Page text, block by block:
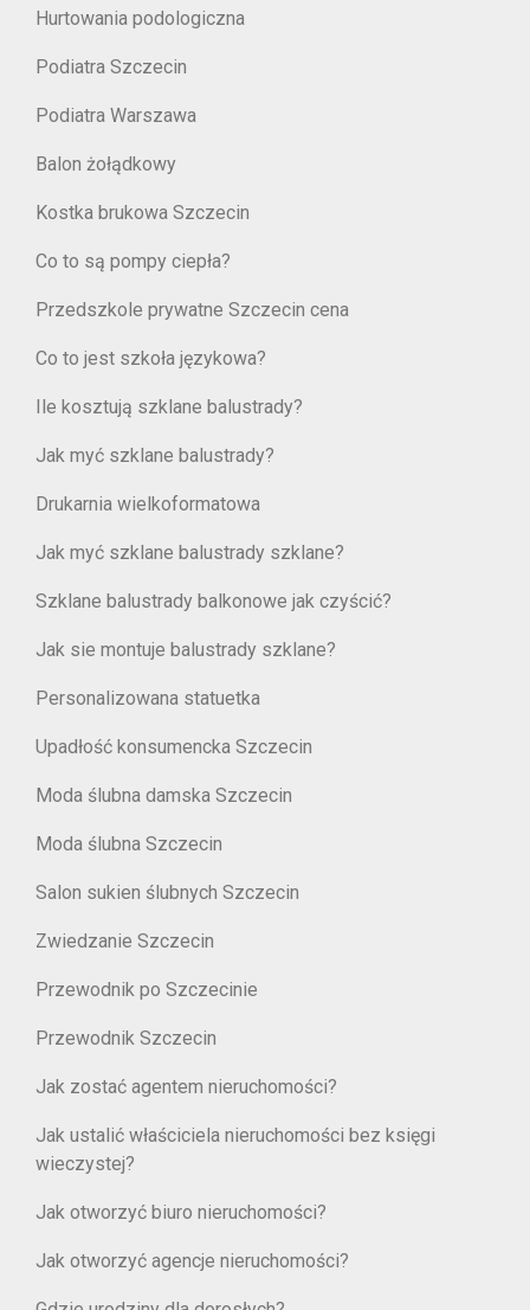
Hurtowania podologiczna
Podiatra Szczecin
Podiatra Warszawa
Balon żołądkowy
Kostka brukowa Szczecin
Co to są pompy ciepła?
Przedszkole prywatne Szczecin cena
Co to jest szkoła językowa?
Ile kosztują szklane balustrady?
Jak myć szklane balustrady?
Drukarnia wielkoformatowa
Jak myć szklane balustrady szklane?
Szklane balustrady balkonowe jak czyścić?
Jak sie montuje balustrady szklane?
Personalizowana statuetka
Upadłość konsumencka Szczecin
Moda ślubna damska Szczecin
Moda ślubna Szczecin
Salon sukien ślubnych Szczecin
Zwiedzanie Szczecin
Przewodnik po Szczecinie
Przewodnik Szczecin
Jak zostać agentem nieruchomości?
Jak ustalić właściciela nieruchomości bez księgi
wieczystej?
Jak otworzyć biuro nieruchomości?
Jak otworzyć agencje nieruchomości?